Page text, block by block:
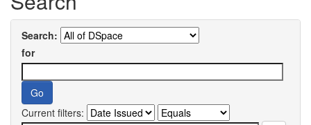
Search:
for
Current filters: